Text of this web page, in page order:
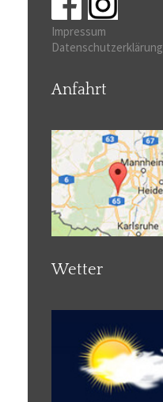
Impressum
Datenschutzerklärung
Anfahrt
Wetter